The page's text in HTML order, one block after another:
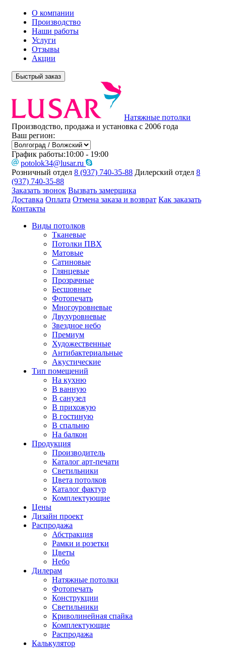
О компании
Производство
Наши работы
Услуги
Отзывы
Акции
Быстрый заказ
Натяжные потолки
Производство, продажа и установка с 2006 года
Ваш регион:
График работы:10:00 - 19:00
potolok34@lusar.ru
Розничный отдел 8 (937) 740-35-88 Дилерский отдел 8
(937) 740-35-88
Заказать звонок Вызвать замерщика
Доставка Оплата Отмена заказа и возврат Как заказать
Контакты
Виды потолков
Тканевые
Потолки ПВХ
Матовые
Сатиновые
Глянцевые
Прозрачные
Бесшовные
Фотопечать
Многоуровневые
Двухуровневые
Звездное небо
Премиум
Художественные
Антибактериальные
Акустические
Тип помещений
На кухню
В ванную
В санузел
В прихожую
В гостиную
В спальню
На балкон
Продукция
Производитель
Каталог арт-печати
Светильники
Цвета потолков
Каталог фактур
Комплектующие
Цены
Дизайн проект
Распродажа
Абстракция
Рамки и розетки
Цветы
Небо
Дилерам
Натяжные потолки
Фотопечать
Конструкции
Светильники
Криволинейная спайка
Комплектующие
Распродажа
Калькулятор